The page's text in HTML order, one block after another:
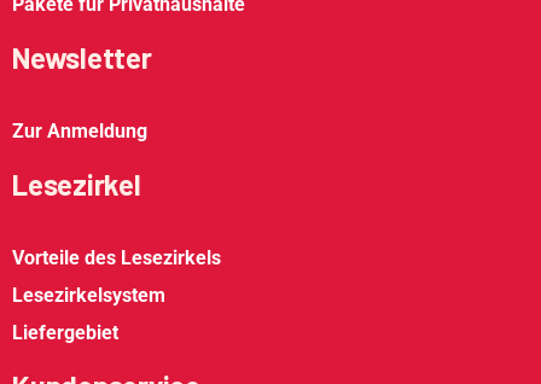
Pakete für Privathaushalte
Newsletter
Zur Anmeldung
Lesezirkel
Vorteile des Lesezirkels
Lesezirkelsystem
Liefergebiet